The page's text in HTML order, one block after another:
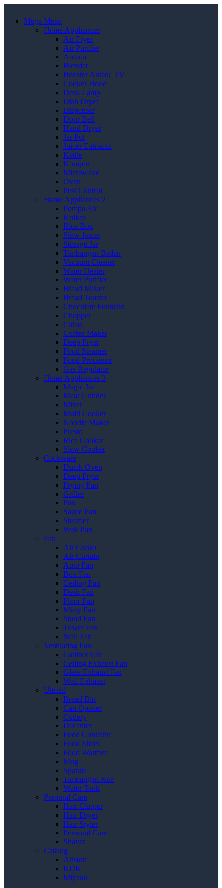
Mega Menu
Home Appliances
Air Fryer
Air Purifier
Antena
Blender
Booster Antena TV
Cooker Hood
Desk Lamp
Dish Dryer
Dispenser
Door Bell
Hand Dryer
Jar Pot
Juicer Extractor
Kettle
Kompor
Microwave
Oven
Pest Control
Home Appliances 2
Pompa Air
Kulkas
Rice Box
Slow Juicer
Storage Jar
Timbangan Badan
Vacuum Cleaner
Water Heater
Water Purifier
Bread Maker
Bread Toaster
Chocolate Fountain
Chopper
Citrus
Coffee Maker
Deep Fryer
Food Steamer
Food Processor
Gas Regulator
Home Appliances 3
Magic Jar
Meat Grinder
Mixer
Multi Cooker
Noodle Maker
Presto
Rice Cooker
Slow Cooker
Cookware
Dutch Oven
Deep Fryer
Frying Pan
Griller
Pan
Sauce Pan
Steamer
Wok Pan
Fan
Air Cooler
Air Curtain
Auto Fan
Box Fan
Ceiling Fan
Desk Fan
Floor Fan
Misty Fan
Stand Fan
Tower Fan
Wall Fan
Ventilating Fan
Cabinet Fan
Ceiling Exhaust Fan
Glass Exhaust Fan
Wall Exhaust
Utensil
Bread Bin
Can Opener
Cutlery
Decanter
Food Container
Food Slicer
Food Warmer
Mug
Spatula
Timbangan Kue
Water Tank
Personal Care
Hair Clipper
Hair Dryer
Hair Styler
Personal Care
Shaver
Catalog
Ariston
KDK
Miyako